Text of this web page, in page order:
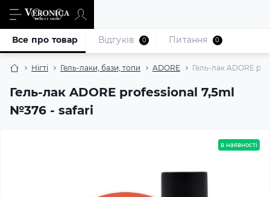
Нігті Гель-лаки, бази, топи ADORE Гель-лак ADORE
Гель-лак ADORE professional 7,5ml
№376 - safari
Все про товар Відгуків 0 Питання 0
в наявності